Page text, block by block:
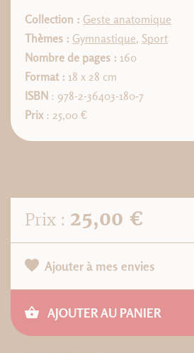
Collection : Geste anatomique
Thèmes : Gymnastique, Sport
Nombre de pages : 160
Format : 18 x 28 cm
ISBN : 978-2-36403-180-7
Prix: 25,00 €
Prix : 25,00 €
Ajouter à mes envies
AJOUTER AU PANIER